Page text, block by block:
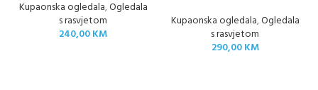
Kupaonska ogledala,Ogledala
s rasvjetom
240,00KM
Kupaonska ogledala,Ogledala
s rasvjetom
290,00KM